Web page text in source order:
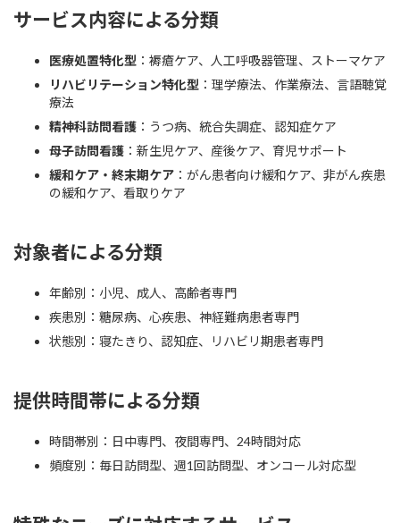
サービス内容による分類
医療処置特化型 ：褥瘡ケア、人工呼吸器管理、ストーマケア
リハビリテーション特化型 ：理学療法、作業療法、言語聴覚
療法
精神科訪問看護 ：うつ病、統合失調症、認知症ケア
母子訪問看護 ：新生児ケア、産後ケア、育児サポート
緩和ケア・終末期ケア ：がん患者向け緩和ケア、非がん疾患
の緩和ケア、看取りケア
対象者による分類
年齢別：小児、成人、高齢者専門
疾患別：糖尿病、心疾患、神経難病患者専門
状態別：寝たきり、認知症、リハビリ期患者専門
提供時間帯による分類
時間帯別：日中専門、夜間専門、24時間対応
頻度別：毎日訪問型、週1回訪問型、オンコール対応型